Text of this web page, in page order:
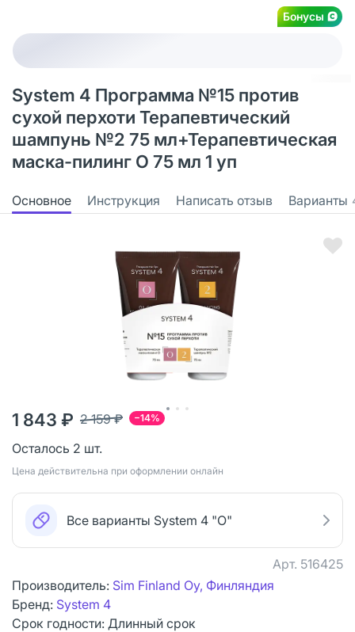
Бонусы
System 4 Программа №15 против
сухой перхоти Терапевтический
шампунь №2 75 мл+Терапевтическая
маска-пилинг О 75 мл 1 уп
Основное Инструкция Написать отзыв Варианты
−14%
2 159 ₽
1 843 ₽
Осталось 2 шт.
Цена действительна при оформлении онлайн
Все варианты System 4 "О"
Арт. 516425
Производитель: Sim Finland Oy, Финляндия
Бренд: System 4
Срок годности: Длинный срок